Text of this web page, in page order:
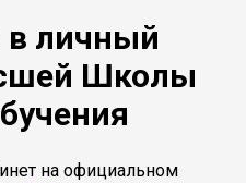
в личный
Школы
на официальном